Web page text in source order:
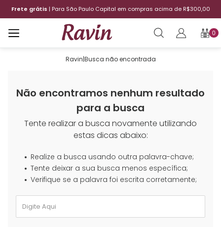
Frete grátis | Para São Paulo Capital em compras acima de R$300,00
0
Ravin|Busca não encontrada
Não encontramos nenhum resultado
para a busca
Tente realizar a busca novamente utilizando
estas dicas abaixo:
Realize a busca usando outra palavra-chave;
Tente deixar a sua busca menos específica;
Verifique se a palavra foi escrita corretamente;